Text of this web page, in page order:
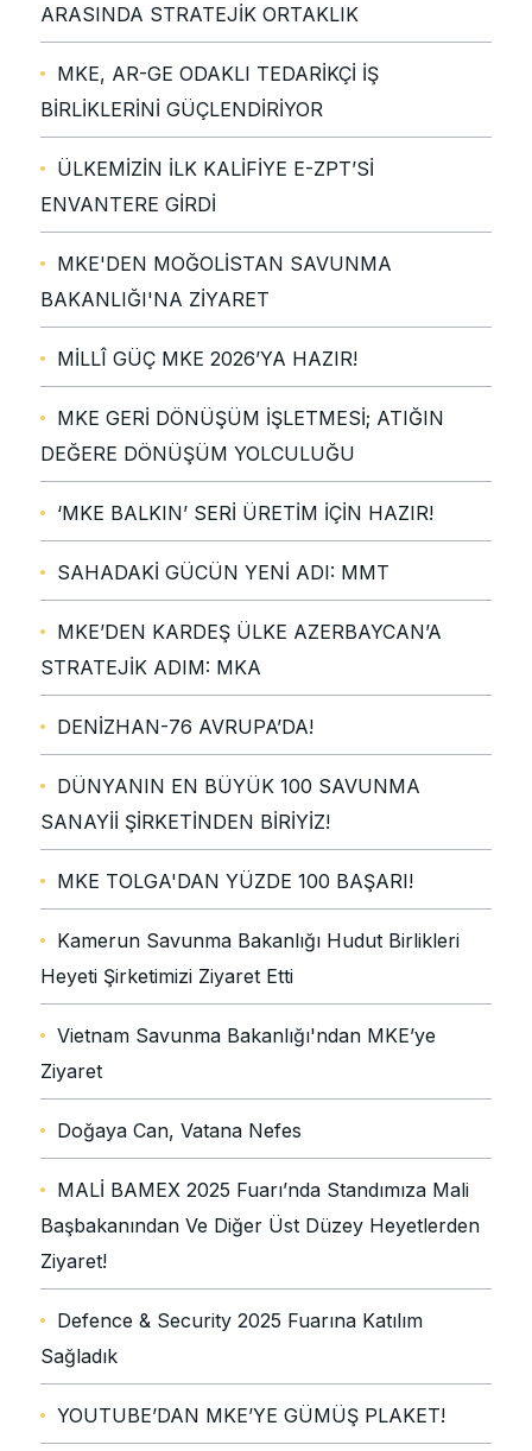
ARASINDA STRATEJİK ORTAKLIK
MKE, AR-GE ODAKLI TEDARİKÇİ İŞ
BİRLİKLERİNİ GÜÇLENDİRİYOR
ÜLKEMİZİN İLK KALİFİYE E-ZPT’Sİ
ENVANTERE GİRDİ
MKE'DEN MOĞOLİSTAN SAVUNMA
BAKANLIĞI'NA ZİYARET
MİLLÎ GÜÇ MKE 2026’YA HAZIR!
MKE GERİ DÖNÜŞÜM İŞLETMESİ; ATIĞIN
DEĞERE DÖNÜŞÜM YOLCULUĞU
‘MKE BALKIN’ SERİ ÜRETİM İÇİN HAZIR!
SAHADAKİ GÜCÜN YENİ ADI: MMT
MKE’DEN KARDEŞ ÜLKE AZERBAYCAN’A
STRATEJİK ADIM: MKA
DENİZHAN-76 AVRUPA’DA!
DÜNYANIN EN BÜYÜK 100 SAVUNMA
SANAYİİ ŞİRKETİNDEN BİRİYİZ!
MKE TOLGA'DAN YÜZDE 100 BAŞARI!
Kamerun Savunma Bakanlığı Hudut Birlikleri
Heyeti Şirketimizi Ziyaret Etti
Vietnam Savunma Bakanlığı'ndan MKE’ye
Ziyaret
Doğaya Can, Vatana Nefes
MALİ BAMEX 2025 Fuarı’nda Standımıza Mali
Başbakanından Ve Diğer Üst Düzey Heyetlerden
Ziyaret!
Defence & Security 2025 Fuarına Katılım
Sağladık
YOUTUBE’DAN MKE’YE GÜMÜŞ PLAKET!